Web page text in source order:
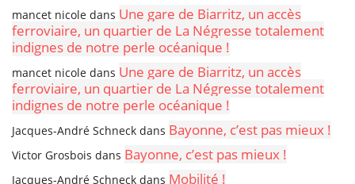
mancet nicole dans Une gare de Biarritz, un accès
ferroviaire, un quartier de La Négresse totalement
indignes de notre perle océanique !
mancet nicole dans Une gare de Biarritz, un accès
ferroviaire, un quartier de La Négresse totalement
indignes de notre perle océanique !
Jacques-André Schneck dans Bayonne, c’est pas mieux !
Victor Grosbois dans Bayonne, c’est pas mieux !
Jacques-André Schneck dans Mobilité !